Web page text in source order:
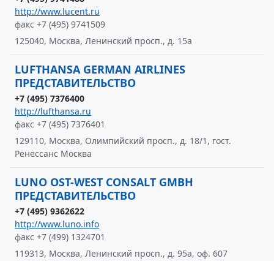
http://www.lucent.ru
факс +7 (495) 9741509
125040, Москва, Ленинский просп., д. 15а
LUFTHANSA GERMAN AIRLINES
ПРЕДСТАВИТЕЛЬСТВО
+7 (495) 7376400
http://lufthansa.ru
факс +7 (495) 7376401
129110, Москва, Олимпийский просп., д. 18/1, гост.
Ренессанс Москва
LUNO OST-WEST CONSALT GMBH
ПРЕДСТАВИТЕЛЬСТВО
+7 (495) 9362622
http://www.luno.info
факс +7 (499) 1324701
119313, Москва, Ленинский просп., д. 95а, оф. 607